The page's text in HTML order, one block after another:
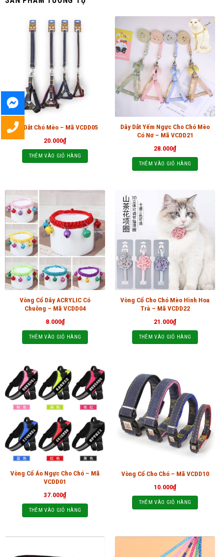
Dây Dắt Chó Mèo – Mã VCDD05
20.000₫
THÊM VÀO GIỎ HÀNG
Dây Dắt Yếm Ngực Cho Chó Mèo
Có Nơ – Mã VCDD21
28.000₫
THÊM VÀO GIỎ HÀNG
Vòng Cổ Dây ACRYLIC Có
Chuông – Mã VCDD04
8.000₫
THÊM VÀO GIỎ HÀNG
Vòng Cổ Cho Chó Mèo Hình Hoa
Trà – Mã VCDD22
21.000₫
THÊM VÀO GIỎ HÀNG
Vòng Cổ Áo Ngực Cho Chó – Mã
VCDD01
37.000₫
THÊM VÀO GIỎ HÀNG
Vòng Cổ Cho Chó – Mã VCDD10
10.000₫
THÊM VÀO GIỎ HÀNG